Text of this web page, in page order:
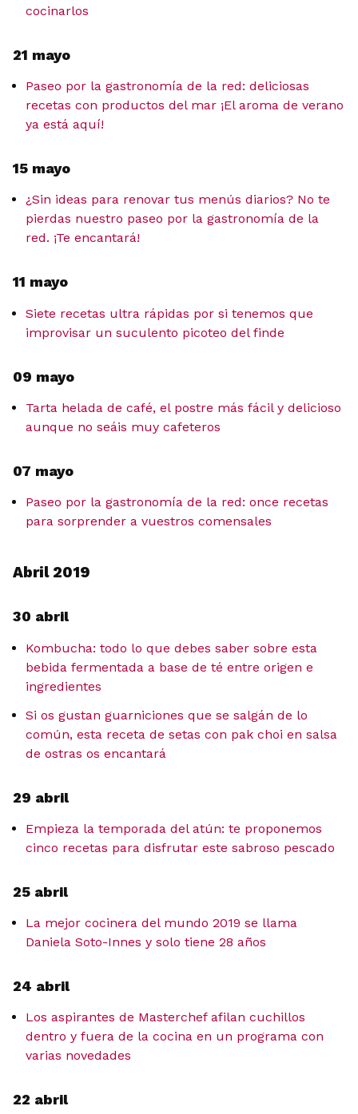
cocinarlos
21 mayo
Paseo por la gastronomía de la red: deliciosas
recetas con productos del mar ¡El aroma de verano
ya está aquí!
15 mayo
¿Sin ideas para renovar tus menús diarios? No te
pierdas nuestro paseo por la gastronomía de la
red. ¡Te encantará!
11 mayo
Siete recetas ultra rápidas por si tenemos que
improvisar un suculento picoteo del finde
09 mayo
Tarta helada de café, el postre más fácil y delicioso
aunque no seáis muy cafeteros
07 mayo
Paseo por la gastronomía de la red: once recetas
para sorprender a vuestros comensales
Abril 2019
30 abril
Kombucha: todo lo que debes saber sobre esta
bebida fermentada a base de té entre origen e
ingredientes
Si os gustan guarniciones que se salgán de lo
común, esta receta de setas con pak choi en salsa
de ostras os encantará
29 abril
Empieza la temporada del atún: te proponemos
cinco recetas para disfrutar este sabroso pescado
25 abril
La mejor cocinera del mundo 2019 se llama
Daniela Soto-Innes y solo tiene 28 años
24 abril
Los aspirantes de Masterchef afilan cuchillos
dentro y fuera de la cocina en un programa con
varias novedades
22 abril